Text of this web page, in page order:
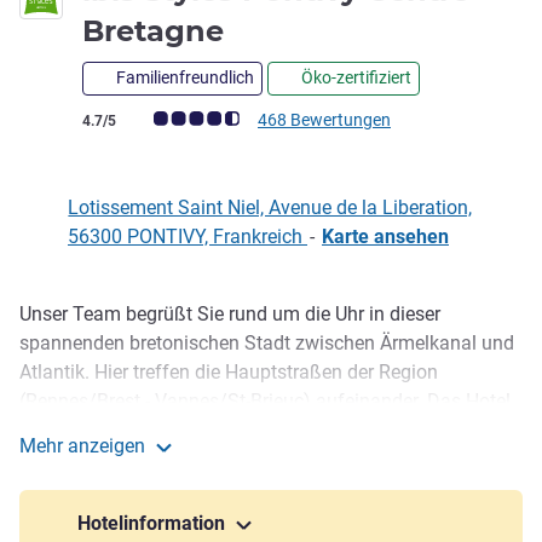
Bretagne
Familienfreundlich Öko-zertifiziert
Note Kundenmeinungen (Bewertung ALL)
4.7/5 468 Bewertungen
Lotissement Saint Niel, Avenue de la Liberation,
56300 PONTIVY, Frankreich - Karte ansehen
Beschreibung
Unser Team begrüßt Sie rund um die Uhr in dieser
spannenden bretonischen Stadt zwischen Ärmelkanal und
Atlantik. Hier treffen die Hauptstraßen der Region
klimatisierte Zimmer mit dem neuen Schlafkomfort-
Konzept Sweet Bed by ibis, eine Lounge Bar mit Terrasse
und Blick auf den Garten und das neu gestaltete
Mehr anzeigen
Hotelinformation